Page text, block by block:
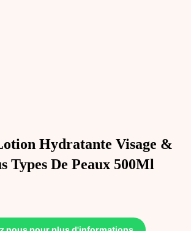
Hydratante Visage &
Types De Peaux 500Ml